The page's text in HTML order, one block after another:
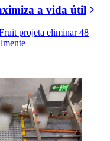
a vida útil
projeta eliminar 48